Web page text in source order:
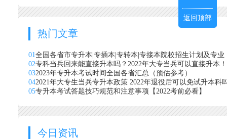
热门文章
01全国各省市专升本|专插本|专转本|专接本院校招生计划及专业
02专科当兵回来能直接升本吗？2022年大专当兵可以直接升本！
032023年专升本考试时间全国各省汇总（预估参考）
042021年大专生当兵专升本政策 2022年退役后可以免试升本科
05专升本考试答题技巧规范和注意事项【2022考前必看】
今日资讯
返回顶部